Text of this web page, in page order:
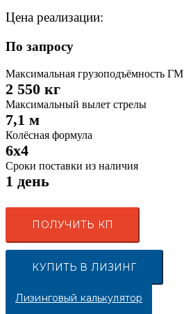
Цена реализации:
По запросу
Максимальная грузоподъёмность ГМ
2 550 кг
Максимальный вылет стрелы
7,1 м
Колёсная формула
6x4
Сроки поставки из наличия
1 день
ПОЛУЧИТЬ КП
КУПИТЬ В ЛИЗИНГ
Лизинговый калькулятор